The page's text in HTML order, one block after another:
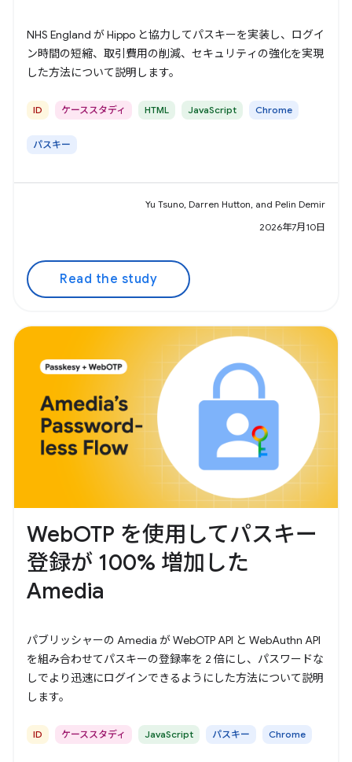
NHS England が Hippo と協力してパスキーを実装し、ログイ
ン時間の短縮、取引費用の削減、セキュリティの強化を実現
した方法について説明します。
ID ケーススタディ HTML JavaScript Chrome
パスキー
Yu Tsuno, Darren Hutton, and Pelin Demir
2026年7月10日
Read the study
WebOTP を使用してパスキー
登録が 100% 増加した
Amedia
パブリッシャーの Amedia が WebOTP API と WebAuthn API
を組み合わせてパスキーの登録率を 2 倍にし、パスワードな
しでより迅速にログインできるようにした方法について説明
します。
ID ケーススタディ JavaScript パスキー Chrome